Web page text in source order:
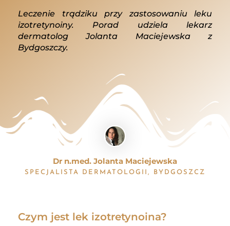
Leczenie trądziku przy zastosowaniu leku
izotretynoiny. Porad udziela lekarz
dermatolog Jolanta Maciejewska z
Bydgoszczy.
Dr n.med. Jolanta Maciejewska
SPECJALISTA DERMATOLOGII, BYDGOSZCZ
Czym jest lek izotretynoina?